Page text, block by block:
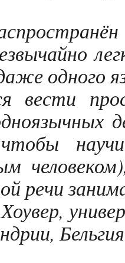
одного
вести
речи
Бельгия